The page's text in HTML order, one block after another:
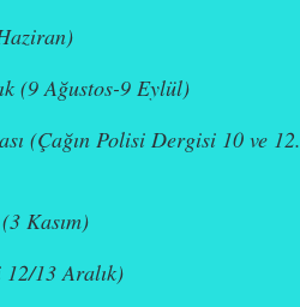
(9 Ağustos-9 Eylül)
(Çağın Polisi Dergisi 10 ve 12.
Kasım)
13 Aralık)